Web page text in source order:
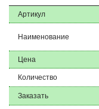
Артикул
Наименование
Цена
Количество
Заказать